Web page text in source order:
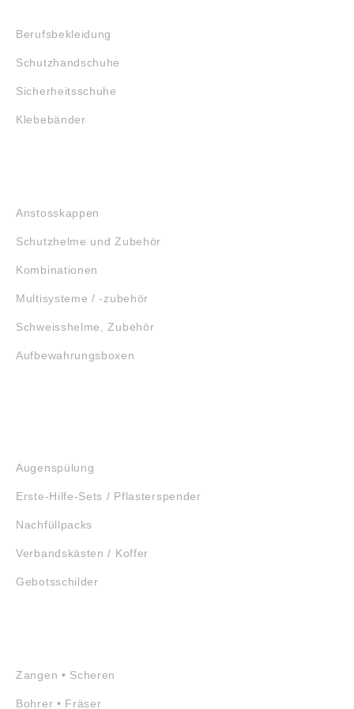
Berufsbekleidung
Schutzhandschuhe
Sicherheitsschuhe
Klebebänder
Anstosskappen
Schutzhelme und Zubehör
Kombinationen
Multisysteme / -zubehör
Schweisshelme, Zubehör
Aufbewahrungsboxen
Augenspülung
Erste-Hilfe-Sets / Pflasterspender
Nachfüllpacks
Verbandskästen / Koffer
Gebotsschilder
Zangen • Scheren
Bohrer • Fräser